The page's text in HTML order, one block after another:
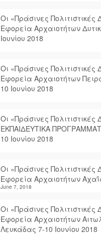
Οι «Πράσινες Πολιτιστικές
Εφορεία Αρχαιοτήτων
Ιουνίου 2018
Οι «Πράσινες Πολιτιστικές
Εφορεία Αρχαιοτήτων
10 Ιουνίου 2018
Οι «Πράσινες Πολιτιστικές
ΕΚΠΑΙΔΕΥΤΙΚΑ
10 Ιουνίου 2018
Οι «Πράσινες Πολιτιστικές
Εφορεία Αρχαιοτήτων
June 7, 2018
Οι «Πράσινες Πολιτιστικές
Εφορεία Αρχαιοτήτων
Λευκάδας 7-10 Ιουνίου 2018